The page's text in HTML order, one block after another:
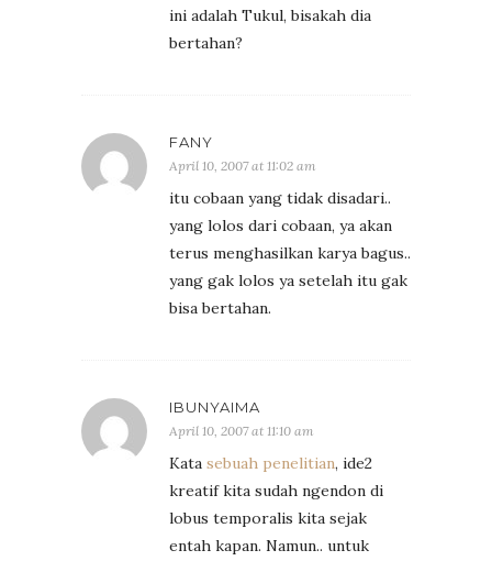
ini adalah Tukul, bisakah dia
bertahan?
FANY
April 10, 2007 at 11:02 am
itu cobaan yang tidak disadari..
yang lolos dari cobaan, ya akan
terus menghasilkan karya bagus..
yang gak lolos ya setelah itu gak
bisa bertahan.
IBUNYAIMA
April 10, 2007 at 11:10 am
Kata sebuah penelitian, ide2
kreatif kita sudah ngendon di
lobus temporalis kita sejak
entah kapan. Namun.. untuk